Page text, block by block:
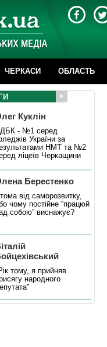
ЧЕРКАСИ ОБЛАСТЬ
Куклін
- №1 серед
України за
НМТ та №2
ліцеїв Черкащини
Берестенко
від саморозвитку,
чому постійне “працюй
собою” виснажує?
тому, я прийняв
народного